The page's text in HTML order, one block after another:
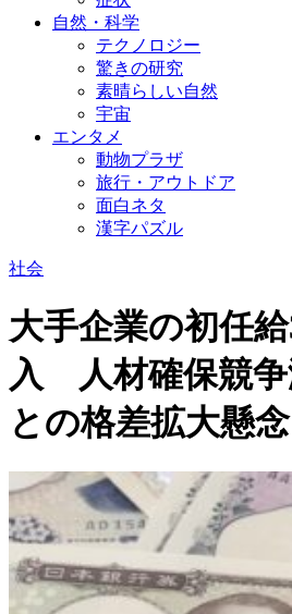
自然・科学
テクノロジー
驚きの研究
素晴らしい自然
宇宙
エンタメ
動物プラザ
旅行・アウトドア
面白ネタ
漢字パズル
社会
大手企業の初任
入 人材確保競
との格差拡大懸念